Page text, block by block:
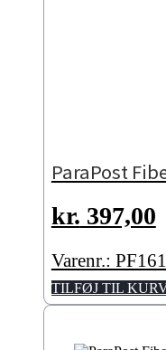
ParaPost
kr. 397,00
Varenr.:
TILFØJ TIL